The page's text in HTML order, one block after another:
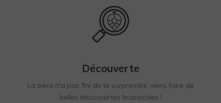
Découverte
La bière n'a pas fini de te surprendre, viens faire de
belles découvertes brassicoles !